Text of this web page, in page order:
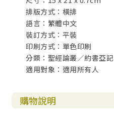
排版方式：橫排
語言：繁體中文
裝訂方式：平裝
印刷方式：單色印刷
分類：聖經論叢／約書亞記
適用對象：適用所有人
購物說明